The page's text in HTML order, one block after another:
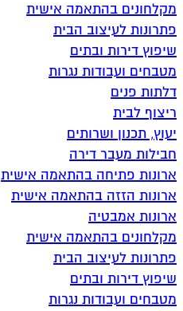
מקלחונים בהתאמה אישית
פתרונות לעיצוב הבית
שיפוץ דירות ובתים
מטבחים ועבודות נגרות
דלתות פנים
ריצוף לבית
יעוץ, תכנון ושרותים
חבילות מעבר דירה
ארונות פתיחה בהתאמה אישית
ארונות הזזה בהתאמה אישית
ארונות אמבטיה
מקלחונים בהתאמה אישית
פתרונות לעיצוב הבית
שיפוץ דירות ובתים
מטבחים ועבודות נגרות